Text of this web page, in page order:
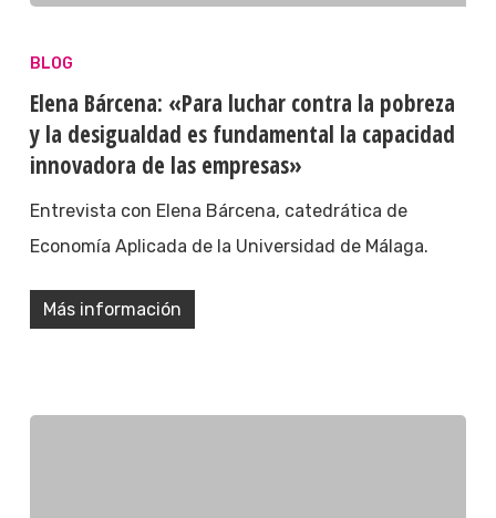
BLOG
Elena Bárcena: «Para luchar contra la pobreza
y la desigualdad es fundamental la capacidad
innovadora de las empresas»
Entrevista con Elena Bárcena, catedrática de
Economía Aplicada de la Universidad de Málaga.
Más información